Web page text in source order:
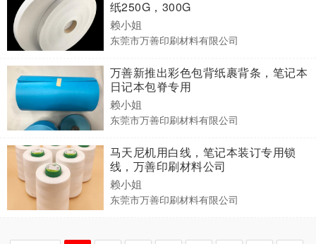
纸250G，300G
赖小姐
东莞市万善印刷材料有限公司
万善新推出彩色包背纸裹背条，笔记本
日记本包脊专用
赖小姐
东莞市万善印刷材料有限公司
马天尼机用白线，笔记本装订专用锁
线，万善印刷材料公司
赖小姐
东莞市万善印刷材料有限公司